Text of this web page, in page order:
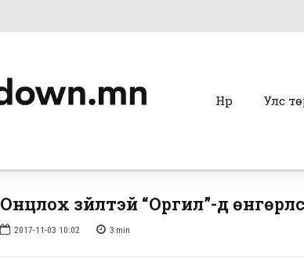
Нүүр Улс
Онцлох зүйлтэй “Оргил”-д
2017-11-03 10:02 3 min